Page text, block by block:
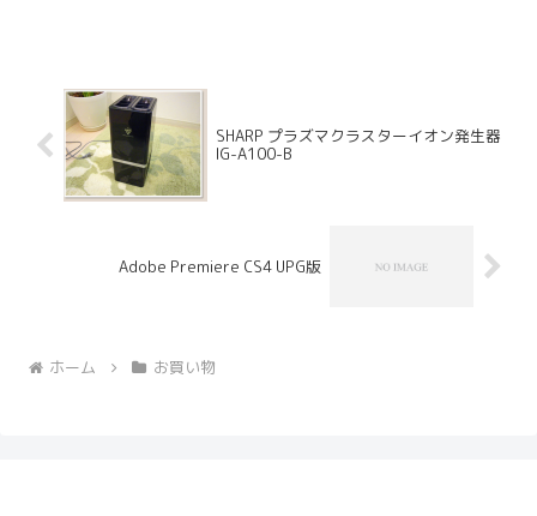
SHARP プラズマクラスターイオン発生器
IG-A100-B
Adobe Premiere CS4 UPG版
ホーム お買い物